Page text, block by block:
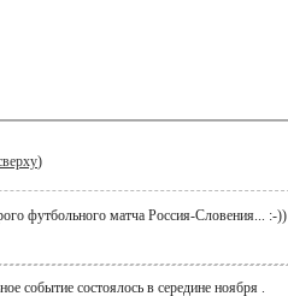
)
футбольного матча Россия-Словения... :-))
событие состоялось в середине ноября .